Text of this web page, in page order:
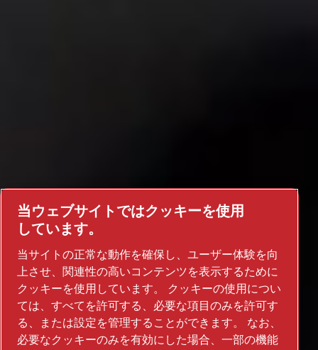
半導体産業
当ウェブサイトではクッキーを使用
しています。
当サイトの正常な動作を確保し、ユーザー体験を向
上させ、関連性の高いコンテンツを表示するために
クッキーを使用しています。 クッキーの使用につい
ては、すべてを許可する、必要な項目のみを許可す
る、または設定を管理することができます。 なお、
必要なクッキーのみを有効にした場合、一部の機能